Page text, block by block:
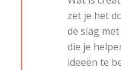
zet je het
de slag
die je
ideeën te